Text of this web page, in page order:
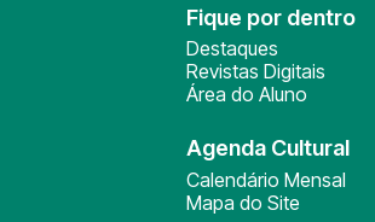
Fique por dentro
Destaques
Revistas Digitais
Área do Aluno
Agenda Cultural
Calendário Mensal
Mapa do Site